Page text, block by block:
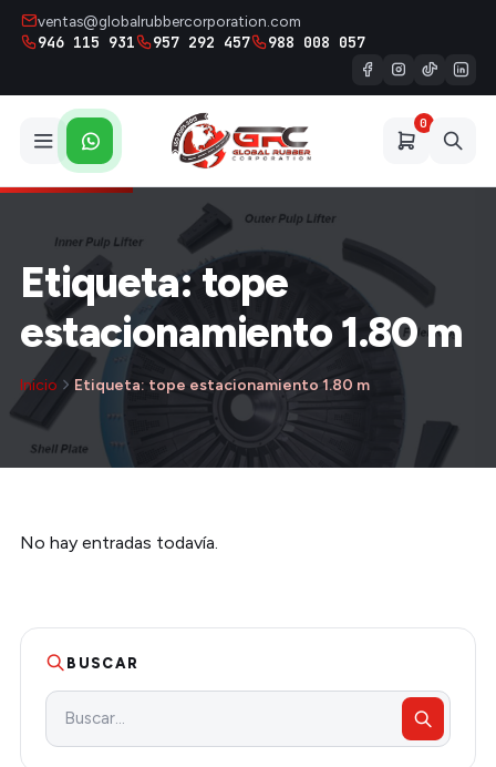
ventas@globalrubbercorporation.com
946 115 931 957 292 457 988 008 057
0
Etiqueta: tope
estacionamiento 1.80 m
Inicio Etiqueta: tope estacionamiento 1.80 m
No hay entradas todavía.
BUSCAR